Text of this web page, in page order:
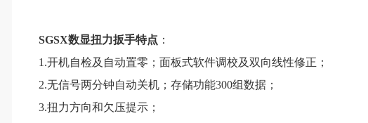
SGSX数显扭力扳手特点 ：
1.开机自检及自动置零；面板式软件调校及双向线性修正；
2.无信号两分钟自动关机；存储功能300组数据；
3.扭力方向和欠压提示；